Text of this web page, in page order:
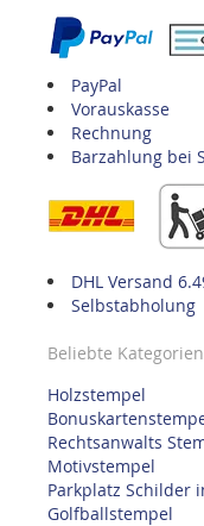
PayPal
Vorauskasse
Rechnung
Barzahlung bei
DHL Versand
Selbstabholung
Beliebte Kategorien
Holzstempel
Rechtsanwalts
Motivstempel
Parkplatz Schilder
Golfballstempel